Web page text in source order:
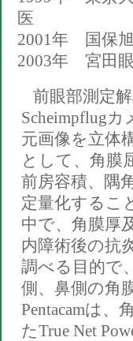
医
2001年 国保旭
2003年 宮田眼
前眼部測定
Scheimpflugカ
元画像を立体
として、角膜
前房容積、隅
定量化するこ
中で、角膜厚
内障術後の抗
調べる目的で
側、鼻側の角
Pentacamは、
たTrue Net